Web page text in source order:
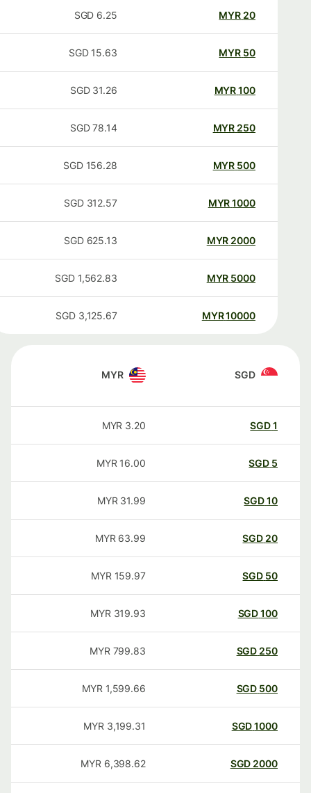
20
MYR
6.25
SGD
50
MYR
15.63
SGD
100
MYR
31.26
SGD
250
MYR
78.14
SGD
500
MYR
156.28
SGD
1000
MYR
312.57
SGD
2000
MYR
625.13
SGD
5000
MYR
1,562.83
SGD
10000
MYR
3,125.67
SGD
SGD
MYR
SGD
3.20
MYR
SGD
16.00
MYR
SGD
31.99
MYR
20
SGD
63.99
MYR
50
SGD
159.97
MYR
100
SGD
319.93
MYR
250
SGD
799.83
MYR
500
SGD
1,599.66
MYR
1000
SGD
3,199.31
MYR
2000
SGD
6,398.62
MYR